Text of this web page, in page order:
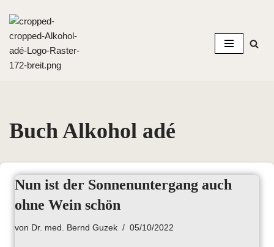
Zum
Inhalt
springen
Buch Alkohol adé
Nun ist der Sonnenuntergang auch
ohne Wein schön
von Dr. med. Bernd Guzek 05/10/2022